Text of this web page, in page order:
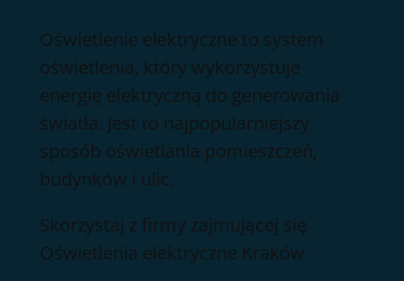
treści
Oświetlenie elektryczne to system
oświetlenia, który wykorzystuje
energię elektryczną do generowania
światła. Jest to najpopularniejszy
sposób oświetlania pomieszczeń,
budynków i ulic.
Skorzystaj z firmy zajmującej się
Oświetlenia elektryczne Kraków